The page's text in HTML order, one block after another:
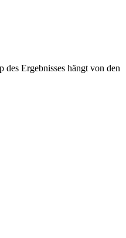
Ergebnisses hängt von den